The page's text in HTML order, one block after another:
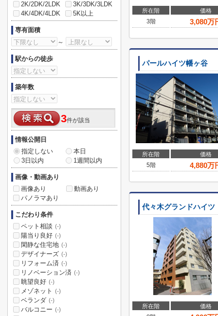
所在階
価格
3階
3,080万
パールハイツ幡ヶ谷
所在階
価格
5階
4,880万
代々木グランドハイツ
所在階
価格
2K/2DK/2LDK
3K/3DK/3LDK
4K/4DK/4LDK
5K以上
専有面積
～
駅からの徒歩
築年数
3件が該当
情報公開日
指定しない
本日
3日以内
1週間以内
画像・動画あり
画像あり
動画あり
パノラマあり
こだわり条件
ペット相談 (-)
陽当り良好 (-)
閑静な住宅地 (-)
デザイナーズ (-)
リフォーム済 (-)
リノベーション済 (-)
眺望良好 (-)
メゾネット (-)
ベランダ (-)
バルコニー (-)